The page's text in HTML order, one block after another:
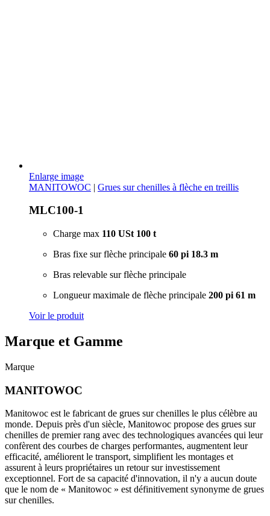
Enlarge image
MANITOWOC | Grues sur chenilles à flèche en treillis
MLC100-1
Charge max 110 USt 100 t
Bras fixe sur flèche principale 60 pi 18.3 m
Bras relevable sur flèche principale
Longueur maximale de flèche principale 200 pi 61 m
Voir le produit
Marque et Gamme
Marque
MANITOWOC
Manitowoc est le fabricant de grues sur chenilles le plus célèbre au
monde. Depuis près d'un siècle, Manitowoc propose des grues sur
chenilles de premier rang avec des technologiques avancées qui leur
confèrent des courbes de charges performantes, augmentent leur
efficacité, améliorent le transport, simplifient les montages et
assurent à leurs propriétaires un retour sur investissement
exceptionnel. Fort de sa capacité d'innovation, il n'y a aucun doute
que le nom de « Manitowoc » est définitivement synonyme de grues
sur chenilles.